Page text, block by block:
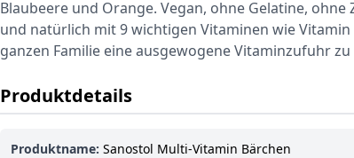
Blaubeere und Orange. Vegan, ohne Gelatine,
und natürlich mit 9 wichtigen Vitaminen wie
ganzen Familie eine ausgewogene Vitaminzufuhr
Produktdetails
Produktname: Sanostol Multi-Vitamin Bärchen